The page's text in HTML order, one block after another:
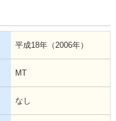
平成18年（2006年）
MT
なし